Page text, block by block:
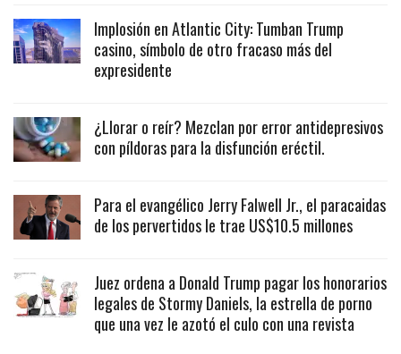
Implosión en Atlantic City: Tumban Trump
casino, símbolo de otro fracaso más del
expresidente
¿Llorar o reír? Mezclan por error antidepresivos
con píldoras para la disfunción eréctil.
Para el evangélico Jerry Falwell Jr., el paracaidas
de los pervertidos le trae US$10.5 millones
Juez ordena a Donald Trump pagar los honorarios
legales de Stormy Daniels, la estrella de porno
que una vez le azotó el culo con una revista